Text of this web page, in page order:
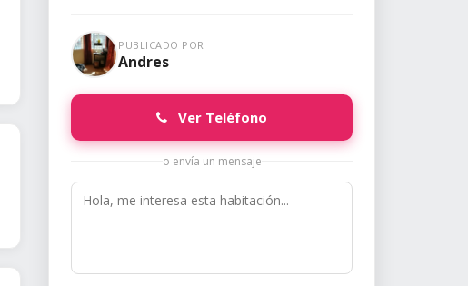
PUBLICADO POR
Andres
Ver Teléfono
o envía un mensaje